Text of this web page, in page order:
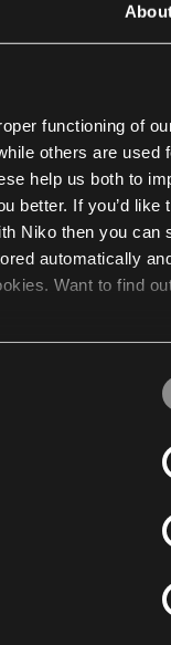
functioning of
others are used
help us both to
better. If you’d like
Niko then you can
automatically
Want to find
receive and
bærbare, højtalere